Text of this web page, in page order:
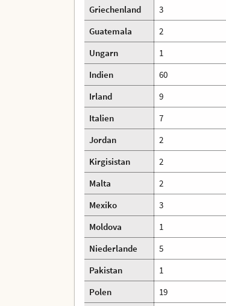
Griechenland
3
Guatemala
2
Ungarn
1
Indien
60
Irland
9
Italien
7
Jordan
2
Kirgisistan
2
Malta
2
Mexiko
3
Moldova
1
Niederlande
5
Pakistan
1
Polen
19